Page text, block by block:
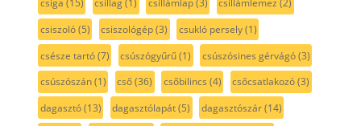
csiga (15) csillag(1) csillámlap(3) csillámlemez (2)
csiszoló(5) csiszológép(3) csukló persely(1)
csésze tartó(7) csúszógyűrű(1) csúszósines gérvágó(3)
csúszószán(1) cső(36) csőbilincs (4) csőcsatlakozó(3)
dagasztó(13) dagasztólapát(5) dagasztószár(14)